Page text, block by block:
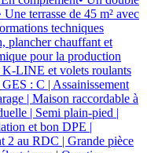
terrasse de 45 m² avec
techniques
plancher chauffant et
pour la production
K-LINE et volets roulants
: C | Assainissement
| Maison raccordable à
| Semi plain-pied |
et bon DPE |
2 au RDC | Grande pièce